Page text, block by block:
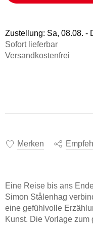
Fremdsprachige
Taschenbücher
Band 1
Zustellung: Sa, 08.08. -
Sofort lieferbar
Versandkostenfrei
Merken
Eine Reise bis ans
Simon Stålenhag
eine gefühlvolle
Kunst. Die Vorlage